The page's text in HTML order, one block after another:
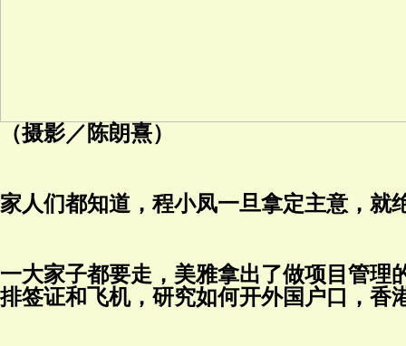
（摄影／陈朗熹）
家人们都知道，程小凤一旦拿定主意，就
一大家子都要走，美雅拿出了做项目管理
排签证和飞机，研究如何开外国户口，香